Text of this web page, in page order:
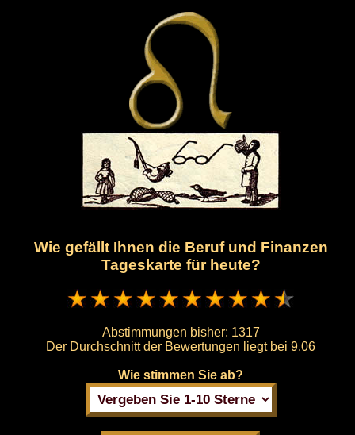
Wie gefällt Ihnen die Beruf und Finanzen
Tageskarte für heute?
Abstimmungen bisher: 1317
Der Durchschnitt der Bewertungen liegt bei 9.06
Wie stimmen Sie ab?